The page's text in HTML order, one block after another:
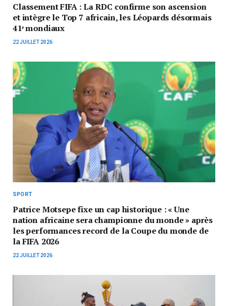
Classement FIFA : La RDC confirme son ascension
et intègre le Top 7 africain, les Léopards désormais
41ᵉ mondiaux
22 JUILLET 2026
SPORT
Patrice Motsepe fixe un cap historique : « Une
nation africaine sera championne du monde » après
les performances record de la Coupe du monde de
la FIFA 2026
22 JUILLET 2026